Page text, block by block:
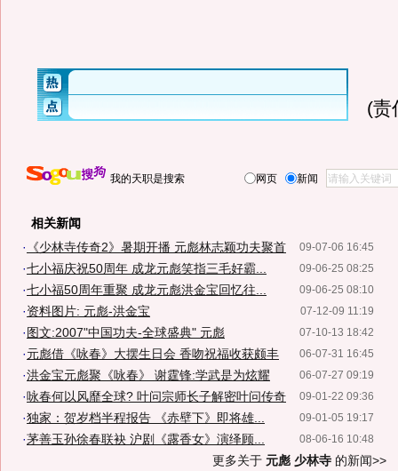
(责
我的天职是搜索 网页 新闻
相关新闻
09-07-06 16:45
· 《少林寺传奇2》暑期开播 元彪林志颖功夫聚首
09-06-25 08:25
·七小福庆祝50周年 成龙元彪笑指三毛好霸...
09-06-25 08:10
·七小福50周年重聚 成龙元彪洪金宝回忆往...
07-12-09 11:19
·资料图片: 元彪-洪金宝
07-10-13 18:42
· 图文:2007"中国功夫-全球盛典" 元彪
06-07-31 16:45
·元彪借《咏春》大摆生日会 香吻祝福收获颇丰
06-07-27 09:19
·洪金宝元彪聚《咏春》 谢霆锋:学武是为炫耀
09-01-22 09:36
·咏春何以风靡全球? 叶问宗师长子解密叶问传奇
09-01-05 19:17
·独家：贺岁档半程报告 《赤壁下》即将雄...
08-06-16 10:48
·茅善玉孙徐春联袂 沪剧《露香女》演绎顾...
更多关于 元彪 少林寺 的新闻>>